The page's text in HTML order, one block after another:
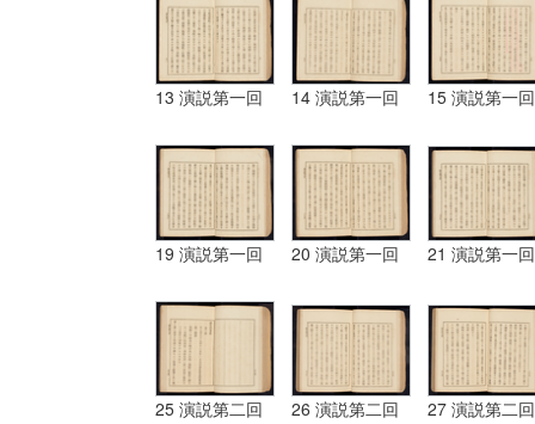
13 演説第一回 14 演説第一回 15 演説第一回
19 演説第一回 20 演説第一回 21 演説第一回
25 演説第二回 26 演説第二回 27 演説第二回